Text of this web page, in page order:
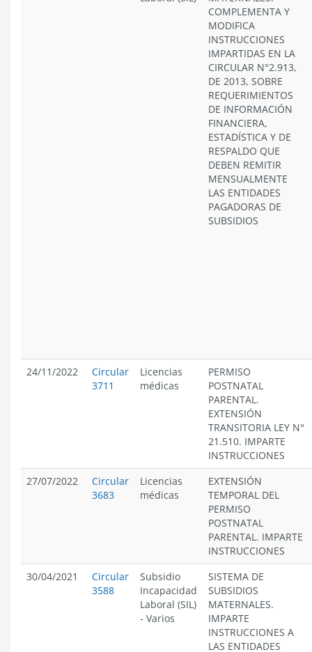
COMPLEMENTA Y
MODIFICA
INSTRUCCIONES
IMPARTIDAS EN LA
CIRCULAR N°2.913,
DE 2013, SOBRE
REQUERIMIENTOS
DE INFORMACIÓN
FINANCIERA,
ESTADÍSTICA Y DE
RESPALDO QUE
DEBEN REMITIR
MENSUALMENTE
LAS ENTIDADES
PAGADORAS DE
SUBSIDIOS
24/11/2022
Circular
3711
Licencias
médicas
PERMISO
POSTNATAL
PARENTAL.
EXTENSIÓN
TRANSITORIA LEY N°
21.510. IMPARTE
INSTRUCCIONES
27/07/2022
Circular
3683
Licencias
médicas
EXTENSIÓN
TEMPORAL DEL
PERMISO
POSTNATAL
PARENTAL. IMPARTE
INSTRUCCIONES
30/04/2021
Circular
3588
Subsidio
Incapacidad
Laboral (SIL)
- Varios
SISTEMA DE
SUBSIDIOS
MATERNALES.
IMPARTE
INSTRUCCIONES A
LAS ENTIDADES